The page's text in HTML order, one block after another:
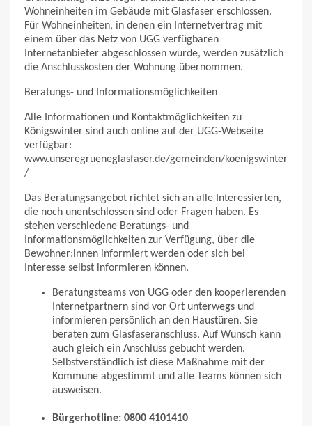
Wohneinheiten im Gebäude mit Glasfaser erschlossen.
Für Wohneinheiten, in denen ein Internetvertrag mit
einem über das Netz von UGG verfügbaren
Internetanbieter abgeschlossen wurde, werden zusätzlich
die Anschlusskosten der Wohnung übernommen.
Beratungs- und Informationsmöglichkeiten
Alle Informationen und Kontaktmöglichkeiten zu
Königswinter sind auch online auf der UGG-Webseite
verfügbar:
www.unseregrueneglasfaser.de/gemeinden/koenigswinter
/
Das Beratungsangebot richtet sich an alle Interessierten,
die noch unentschlossen sind oder Fragen haben. Es
stehen verschiedene Beratungs- und
Informationsmöglichkeiten zur Verfügung, über die
Bewohner:innen informiert werden oder sich bei
Interesse selbst informieren können.
Beratungsteams von UGG oder den kooperierenden
Internetpartnern sind vor Ort unterwegs und
informieren persönlich an den Haustüren. Sie
beraten zum Glasfaseranschluss. Auf Wunsch kann
auch gleich ein Anschluss gebucht werden.
Selbstverständlich ist diese Maßnahme mit der
Kommune abgestimmt und alle Teams können sich
ausweisen.
Bürgerhotline: 0800 4101410